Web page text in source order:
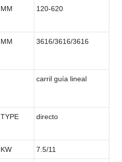
MM 120-620
MM 3616/3616/3616
carril guía lineal
TYPE directo
KW 7.5/11